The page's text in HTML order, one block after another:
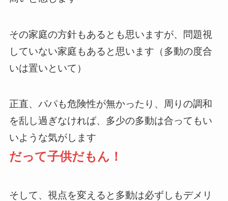
その家庭の方針もあるとも思いますが、問題視
していない家庭もあると思います（多動の度合
いは置いといて）
正直、パパも危険性が無かったり、周りの調和
を乱し過ぎなければ、多少の多動は合ってもい
いような気がします
だって子供だもん！
そして、視点を変えると多動は必ずしもデメリ